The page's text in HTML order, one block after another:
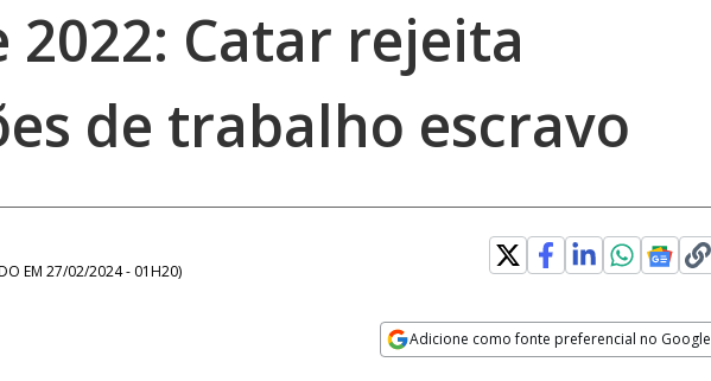
2022: Catar rejeita
de trabalho escravo
EM 27/02/2024 - 01H20)
Adicione como fonte preferencial no Google